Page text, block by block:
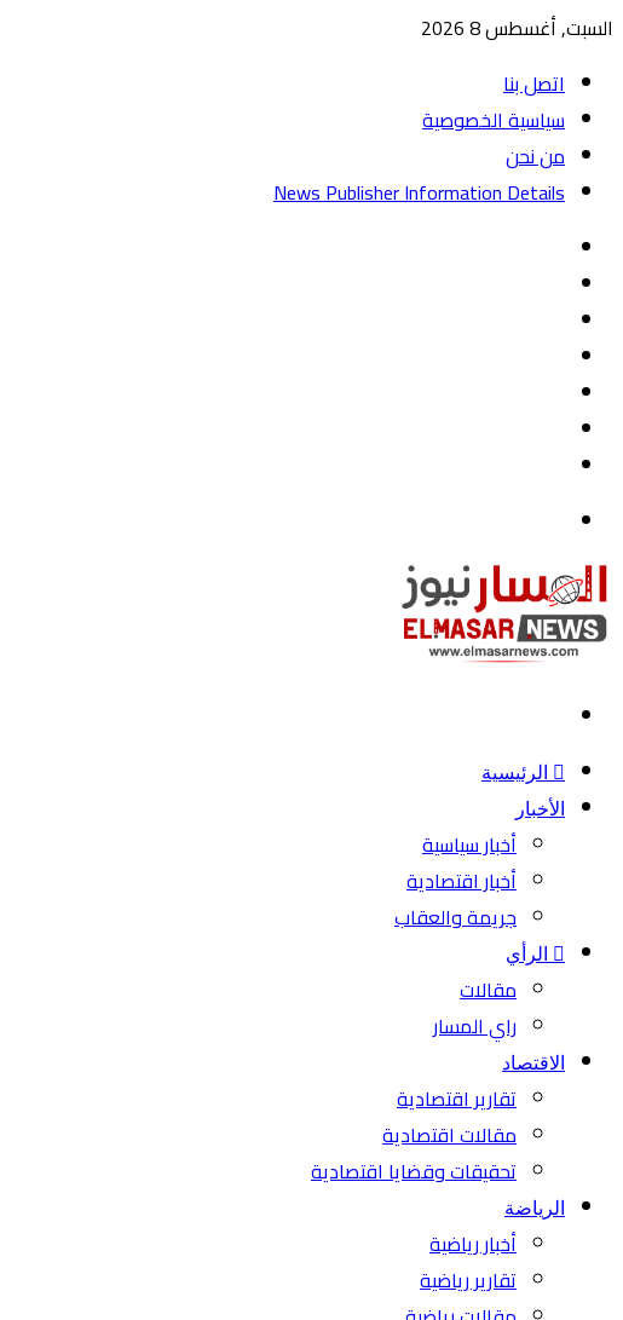
السبت, أغسطس 8 2026
اتصل بنا
سياسية الخصوصية
من نحن
News Publisher Information Details
الرئيسية
الأخبار
أخبار سياسية
أخبار اقتصادية
جريمة والعقاب
الرأي
مقالات
راي المسار
الاقتصاد
تقارير اقتصادية
مقالات اقتصادية
تحقيقات وقضايا اقتصادية
الرياضة
أخبار رياضية
تقارير رياضية